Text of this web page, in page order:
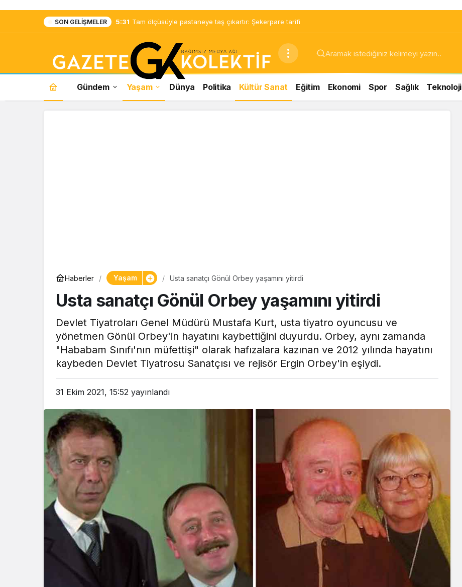
SON GELIŞMELER 5:31 Tam ölçüsüyle pastaneye taş çıkartır: Şekerpare tarifi
Gündem Yaşam Dünya Politika Kültür Sanat Eğitim Ekonomi Spor Sağlık Teknoloji
Haberler Yaşam Usta sanatçı Gönül Orbey yaşamını yitirdi
Usta sanatçı Gönül Orbey yaşamını yitirdi
Devlet Tiyatroları Genel Müdürü Mustafa Kurt, usta tiyatro oyuncusu ve
yönetmen Gönül Orbey'in hayatını kaybettiğini duyurdu. Orbey, aynı zamanda
"Hababam Sınıfı'nın müfettişi" olarak hafızalara kazınan ve 2012 yılında hayatını
kaybeden Devlet Tiyatrosu Sanatçısı ve rejisör Ergin Orbey'in eşiydi.
31 Ekim 2021, 15:52 yayınlandı
pastaneye taş çıkartır: